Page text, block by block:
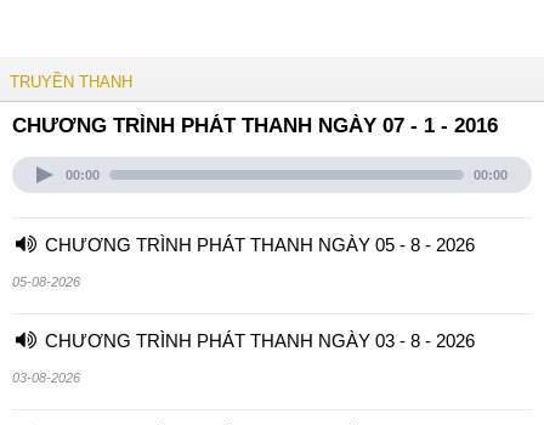
TRUYỀN THANH
CHƯƠNG TRÌNH PHÁT THANH NGÀY 07 - 1 - 2016
00:00 00:00
CHƯƠNG TRÌNH PHÁT THANH NGÀY 05 - 8 - 2026
05-08-2026
CHƯƠNG TRÌNH PHÁT THANH NGÀY 03 - 8 - 2026
03-08-2026